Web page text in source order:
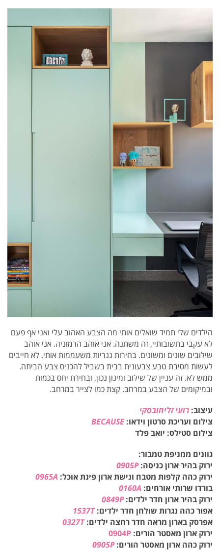
הילדים שלי תמיד שואלים אותי מה הצבע האהוב עלי ואני אף פעם
לא עקבי בתשובותיי, זה משתנה. אני אוהב הרמוניה. אני אוהב
שילובים שונים ומשונים. בחירות גנריות משעממות אותי. לא חייבים
לעשות מסיבת טבע צבעונית בבית בשביל להכניס צבע הביתה.
ממש לא. זה עניין של שילוב ומינון נכון, ובחירת יחס בכמות
ובמיקומים של הצבע במרחב. קצת כמו לצייר במרחב.
עיצוב: רועי זליחובסקי
צילום ועריכת סרטון וידאו: BECAUSE
צילום סטילס: יואב פלד
גוונים ממניפת טמבור:
ירוק בהיר ארון כניסה:0905P
ירוק כהה קלפות מטבח ונישת ארון פינת אוכל: 0965A
בורדו שרותי אורחים: 0160A
ירוק בהיר ארון חדר ילדים:0849P
אפור כהה נגרות שולחן חדר ילדים:1537T
אפרסק בארון מראה חדר רחצה ילדים:0327T
ירוק ארון מאסטר הורים: 0904P
ירוק כהה ארון מאסטר הורים:0905P